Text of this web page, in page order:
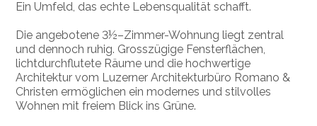
Ein Umfeld, das echte Lebensqualität schafft.
Die angebotene 3½–Zimmer-Wohnung liegt zentral
und dennoch ruhig. Grosszügige Fensterflächen,
lichtdurchflutete Räume und die hochwertige
Architektur vom Luzerner Architekturbüro Romano &
Christen ermöglichen ein modernes und stilvolles
Wohnen mit freiem Blick ins Grüne.